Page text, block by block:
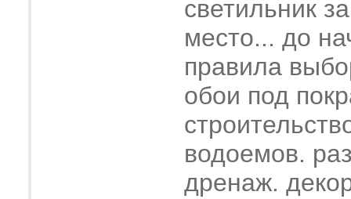
светильник
место... до
правила
обои под
водоемов.
дренаж.